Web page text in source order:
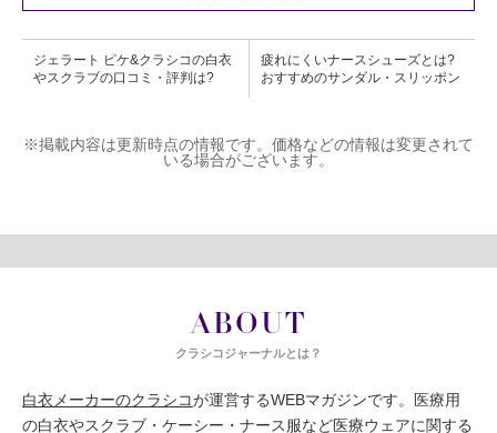
ジェラート ピケ&クラシコの白衣
やスクラブの口コミ・評判は?
疲れにくいナースシューズとは?
おすすめのサンダル・スリッポン
※掲載内容は更新時点の情報です。価格などの情報は変更されて
いる場合がございます。
ABOUT
クラシコジャーナルとは？
白衣メーカーのクラシコが運営するWEBマガジンです。医療用
の白衣やスクラブ・ケーシー・ナース服など医療ウェアに関する